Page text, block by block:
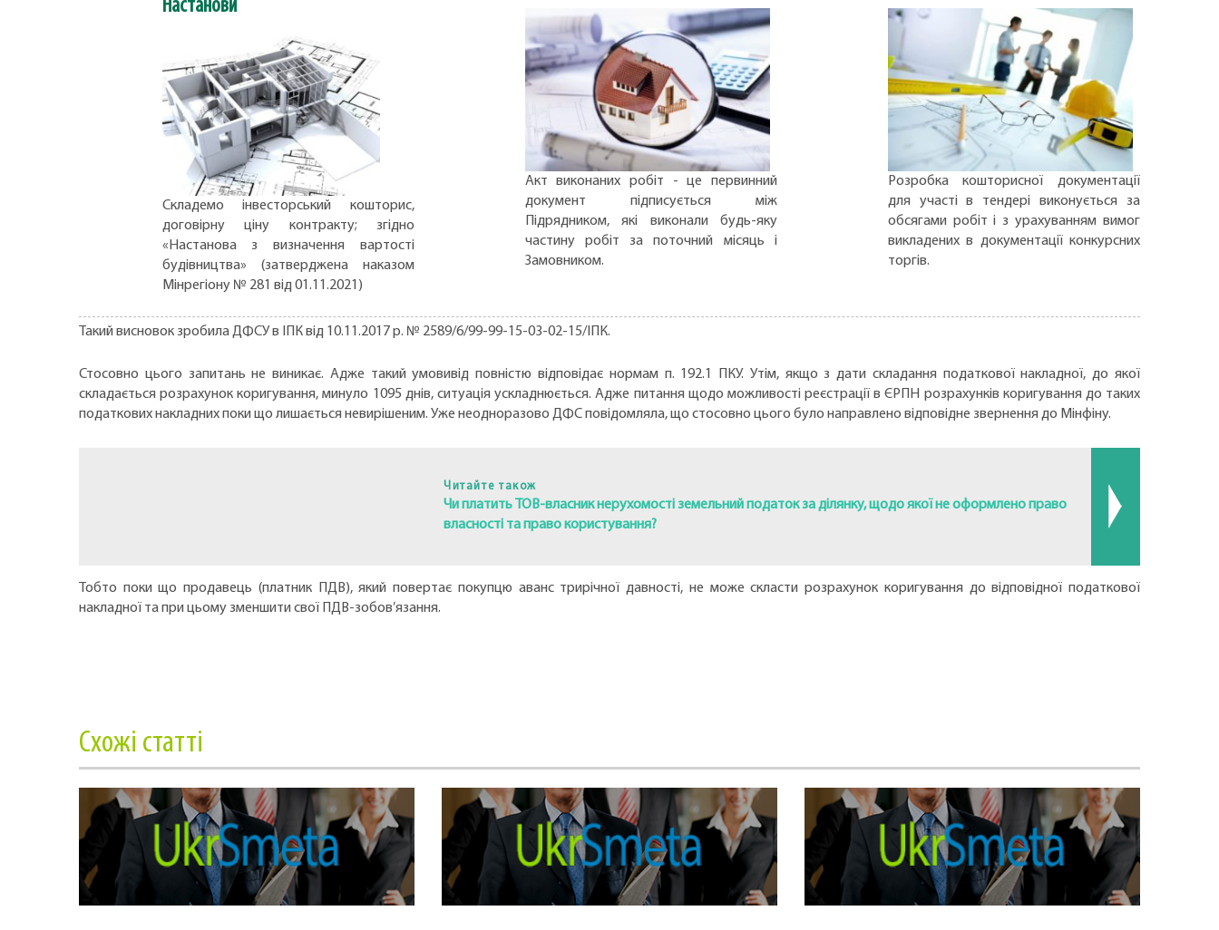
Настанови
Складемо інвесторський кошторис,
договірну ціну контракту; згідно
«Настанова з визначення вартості
будівництва» (затверджена наказом
Мінрегіону № 281 від 01.11.2021)
Акт виконаних робіт - це первинний
документ підписується між
Підрядником, які виконали будь-яку
частину робіт за поточний місяць і
Замовником.
Розробка кошторисної документації
для участі в тендері виконується за
обсягами робіт і з урахуванням вимог
викладених в документації конкурсних
торгів.
Такий висновок зробила ДФСУ в ІПК від 10.11.2017 р. № 2589/6/99-99-15-03-02-15/ІПК.
Стосовно цього запитань не виникає. Адже такий умовивід повністю відповідає нормам п. 192.1 ПКУ. Утім, якщо з дати складання податкової накладної, до якої
складається розрахунок коригування, минуло 1095 днів, ситуація ускладнюється. Адже питання щодо можливості реєстрації в ЄРПН розрахунків коригування до таких
податкових накладних поки що лишається невирішеним. Уже неодноразово ДФС повідомляла, що стосовно цього було направлено відповідне звернення до Мінфіну.
Читайте також
Чи платить ТОВ-власник нерухомості земельний податок за ділянку, щодо якої не оформлено право
власності та право користування?
Тобто поки що продавець (платник ПДВ), який повертає покупцю аванс трирічної давності, не може скласти розрахунок коригування до відповідної податкової
накладної та при цьому зменшити свої ПДВ-зобов’язання.
Cхожі статті